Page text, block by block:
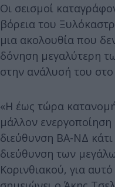
Οι σεισμοί
βόρεια του
μια ακολουθία που
δόνηση μεγαλύτερη
στην ανάλυσή του
«Η έως τώρα
μάλλον
διεύθυνση ΒΑ-ΝΔ
διεύθυνση των
Κορινθιακού, για